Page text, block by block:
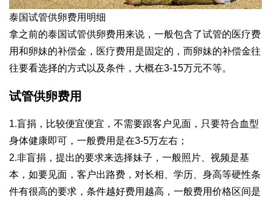
泰国试管供卵费用明细
拿之前的泰国试管供卵费用来说，一般包含了试管的医疗费
用和卵妹的补偿金，医疗费用是固定的，而卵妹的补偿金往
往要看选择的方式以及条件，大概在3-15万元不等。
试管供卵费用
1.盲捐，比较便宜便宜，不需要跟客户见面，只要符合血型
身体健康即可，一般费用是在3-5万左右；
2.非盲捐，提出的要求来选择妹子，一般照片、视频是基
本，如要见面，客户出路费，对长相、学历、身高等硬性条
件有很高的要求，条件越好费用越高，一般费用价格区间是